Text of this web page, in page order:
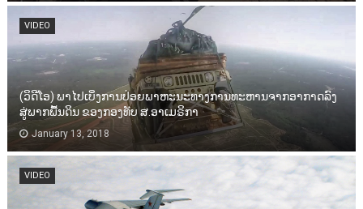
VIDEO
(ວິດີໂອ) ພາໄປເບິ່ງການປ່ອຍພາຫະນະທາງການທະຫານຈາກອາກາດລົງ
ສູ່ພາກພື້ນດິນ ຂອງກອງທັບ ສ.ອາເມຣິກາ
January 13, 2018
VIDEO